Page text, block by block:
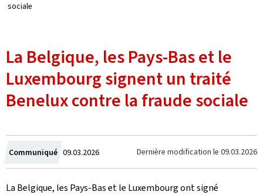
sociale
La Belgique, les Pays-Bas et le
Luxembourg signent un traité
Benelux contre la fraude sociale
Communiqué Crée
le
09.03.2026 Dernière modification le 09.03.2026
La Belgique, les Pays-Bas et le Luxembourg ont signé